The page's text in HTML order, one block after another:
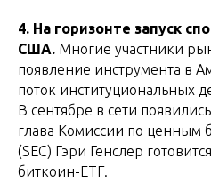
4. На горизонте запуск
США. Многие участники
появление инструмента в
поток институциональных
В сентябре в сети
глава Комиссии по
(SEC) Гэри Генслер
биткоин-ETF.